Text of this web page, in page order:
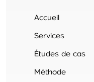
Accueil
Services
Études de cas
Méthode